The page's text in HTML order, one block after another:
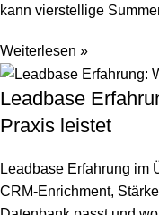
kann vierstellige
Weiterlesen »
Leadbase
Praxis leistet
Leadbase Erfahrung im
CRM-Enrichment,